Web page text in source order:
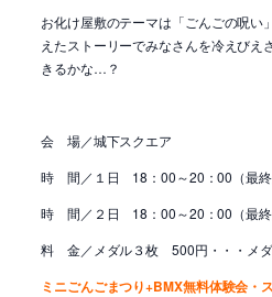
お化け屋敷のテーマは「ごんごの呪い
えたストーリーでみなさんを冷えびえ
きるかな…？
会 場／城下スクエア
時 間／１日 18：00～20：00（最終
時 間／２日 18：00～20：00（最終
料 金／メダル３枚 500円・・・ メ
ミニごんごまつり+BMX無料体験会・